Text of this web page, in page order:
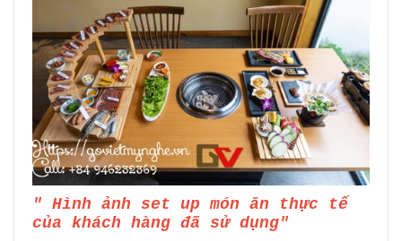
" Hình ảnh set up món ăn thực tế
của khách hàng đã sử dụng"